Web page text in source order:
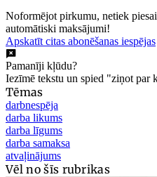
Noformējot pirkumu, netiek
automātiski maksājumi!
Apskatīt citas abonēšanas iespējas
Pamanīji kļūdu?
Iezīmē tekstu un spied "ziņot par
Tēmas
darbnespēja
darba likums
darba līgums
darba samaksa
atvaļinājums
Vēl no šīs rubrikas